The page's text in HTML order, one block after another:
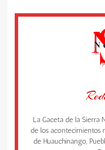
La Gaceta de la Sierra
de los acontecimientos
de Huauchinango,